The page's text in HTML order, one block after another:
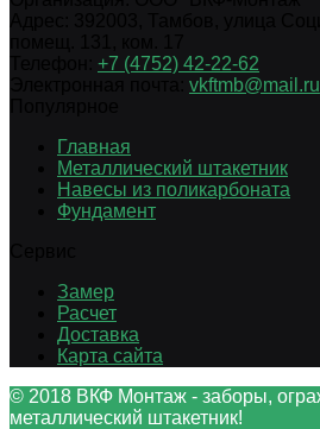
+7 (4752) 42-22-62
vkftmb@mail.ru
Главная
Металлический штакетник
Навесы из поликарбоната
Фундамент
Замер
Расчет
Доставка
Карта сайта
© 2018 ВКФ Монтаж - заборы,
металлический штакетник!